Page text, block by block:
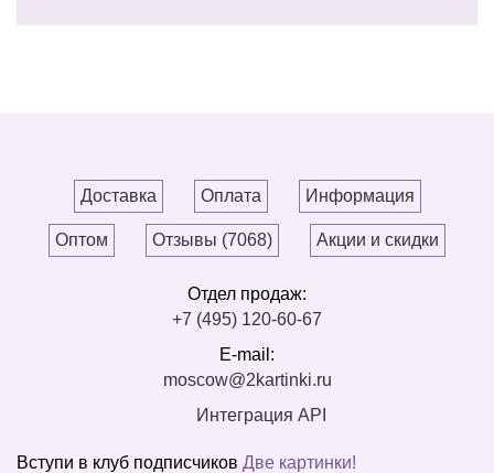
Доставка Оплата Информация
Оптом Отзывы (7068) Акции и скидки
Отдел продаж:
+7 (495) 120-60-67
E-mail:
moscow@2kartinki.ru
Интеграция API
Вступи в клуб подписчиков Две картинки!